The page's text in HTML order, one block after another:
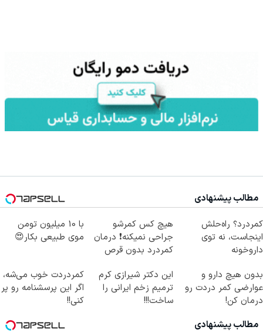
مطالب پیشنهادی
کمردرد؟ راه‌حلش
اینجاست، نه توی
داروخونه
هیچ کس کمرشو
جراحی نمیکنه❗ درمان
کمردرد بدون قرص
با 10 میلیون تومن
موی طبیعی بکار😍
بدون هیچ دارو و
عوارضی کمر دردت رو
درمان کن!
این دکتر شیرازی کرم
ترمیم زخم ایرانی را
ساخت!!!
کمردردت خوب می‌شه،
اگر این پرسشنامه رو پر
کنی!!
مطالب پیشنهادی